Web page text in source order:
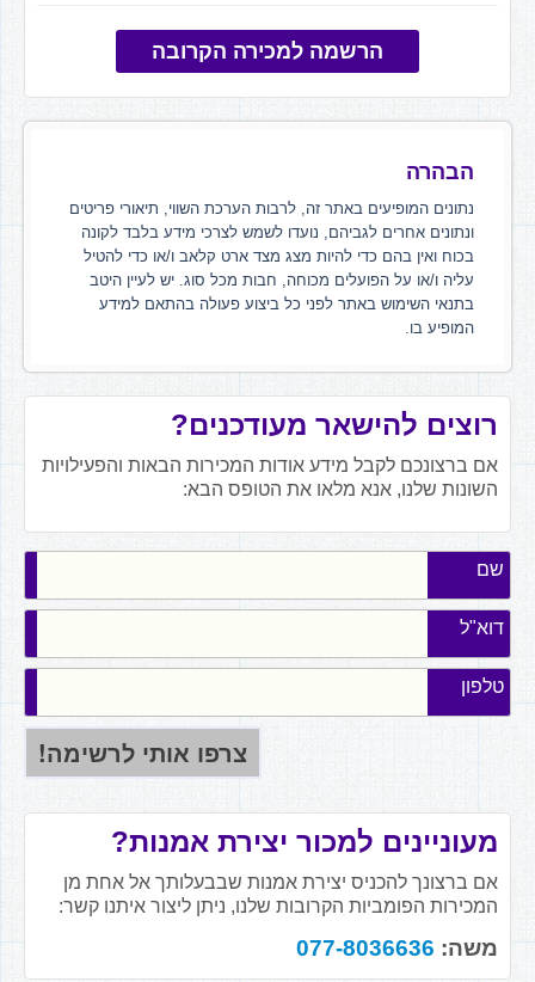
הרשמה למכירה הקרובה
הבהרה
נתונים המופיעים באתר זה, לרבות הערכת השווי, תיאורי פריטים
ונתונים אחרים לגביהם, נועדו לשמש לצרכי מידע בלבד לקונה
בכוח ואין בהם כדי להיות מצג מצד ארט קלאב ו/או כדי להטיל
עליה ו/או על הפועלים מכוחה, חבות מכל סוג. יש לעיין היטב
בתנאי השימוש באתר לפני כל ביצוע פעולה בהתאם למידע
המופיע בו.
רוצים להישאר מעודכנים?
אם ברצונכם לקבל מידע אודות המכירות הבאות והפעילויות
השונות שלנו, אנא מלאו את הטופס הבא:
שם
דוא"ל
טלפון
מעוניינים למכור יצירת אמנות?
אם ברצונך להכניס יצירת אמנות שבבעלותך אל אחת מן
המכירות הפומביות הקרובות שלנו, ניתן ליצור איתנו קשר:
משה: 077-8036636